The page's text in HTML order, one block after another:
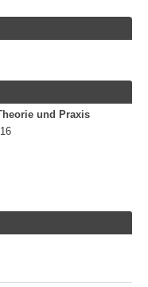
und Praxis